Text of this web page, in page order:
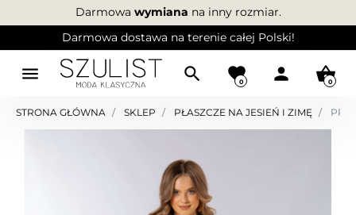
Darmowa wymiana na inny rozmiar.
Darmowa dostawa na terenie całej Polski!
menu search favorite
0 person shopping_basket
0
STRONA GŁÓWNA SKLEP PŁASZCZE NA JESIEŃ I ZIMĘ